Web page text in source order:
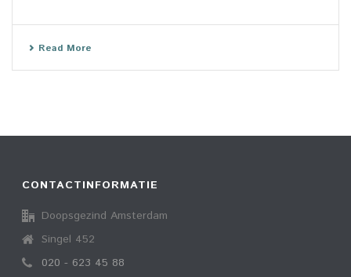
Read More
CONTACTINFORMATIE
Doopsgezind Amsterdam
Singel 452
020 - 623 45 88